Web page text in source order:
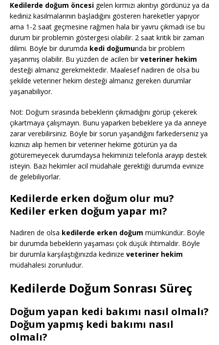
Kedilerde doğum öncesi gelen kırmızı akıntıyı gördünüz ya da
kediniz kasılmalarının başladığını gösteren hareketler yapıyor
ama 1-2 saat geçmesine rağmen hala bir yavru çıkmadı ise bu
durum bir problemin göstergesi olabilir. 2 saat kritik bir zaman
dilimi. Böyle bir durumda kedi doğumunda bir problem
yaşanmış olabilir. Bu yüzden de acilen birveteriner hekim
desteği almanız gerekmektedir. Maalesef nadiren de olsa bu
şekilde veteriner hekim desteği almanız gereken durumlar
yaşanabiliyor.
Not: Doğum sırasında bebeklerin çıkmadığını görüp çekerek
çıkartmaya çalışmayın. Bunu yaparken bebeklere ya da anneye
zarar verebilirsiniz. Böyle bir sorun yaşandığını farkederseniz ya
kızınızı alıp hemen bir veteriner hekime götürün ya da
götüremeyecek durumdaysa hekiminizi telefonla arayıp destek
isteyin. Bazı hekimler acil müdahale gerektiği durumda evinize
de gelebiliyorlar.
Kedilerde erken doğum olur mu?
Kediler erken doğum yapar mı?
Nadiren de olsa kedilerde erken doğum mümkündür. Böyle
bir durumda bebeklerin yaşaması çok düşük ihtimaldir. Böyle
bir durumla karşılaştığınızda kedinize veteriner hekim
müdahalesi zorunludur.
Kedilerde Doğum Sonrası Süreç
Doğum yapan kedi bakımı nasıl olmalı?
Doğum yapmış kedi bakımı nasıl
olmalı?